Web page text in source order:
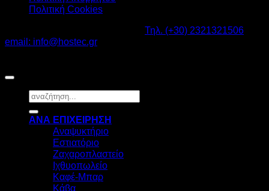
Πολιτική Cookies
Τηλ. (+30) 2321321506
email: info@hostec.gr
Αναζήτηση
για:
ΑΝΑ ΕΠΙΧΕΙΡΗΣΗ
Αναψυκτήριο
Εστιατόριο
Ζαχαροπλαστείο
Ιχθυοπωλείο
Καφέ-Μπαρ
Κάβα